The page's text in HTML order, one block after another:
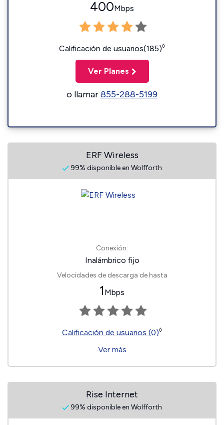
400Mbps
Calificación de usuarios(185)◊
Ver Planes
o llamar855-288-5199
ERF Wireless
99% disponible en Wolfforth
Conexión:
Inalámbrico fijo
Velocidades de descarga de hasta
1 Mbps
Calificación de usuarios (0)◊
Ver más
Rise Internet
99% disponible en Wolfforth